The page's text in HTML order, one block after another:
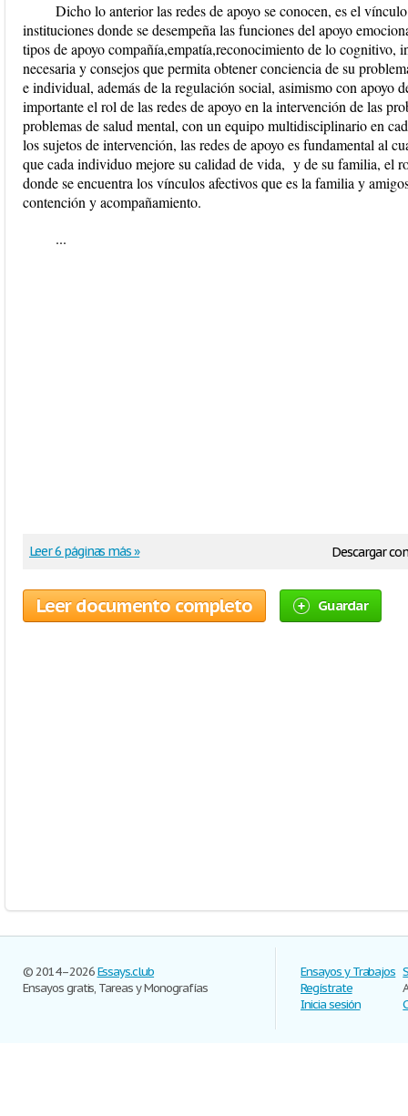
Dicho lo anterior las redes de apoyo se conocen, es el
instituciones donde se desempeña las funciones del apoyo
tipos de apoyo compañía,empatía,reconocimiento de lo cognitivo,
necesaria y consejos que permita obtener conciencia de su
e individual, además de la regulación social, asimismo con apoyo
importante el rol de las redes de apoyo en la intervención de las
problemas de salud mental, con un equipo multidisciplinario en
los sujetos de intervención, las redes de apoyo es fundamental al
que cada individuo mejore su calidad de vida, y de su familia, el
donde se encuentra los vínculos afectivos que es la familia y
contención y acompañamiento.
...
Descargar
Leer 6 páginas más »
Leer documento completo Guardar
© 2014–2026Essays.club
Ensayos gratis, Tareas y Monografías
Ensayos y Trabajos
Regístrate
Inicia sesión